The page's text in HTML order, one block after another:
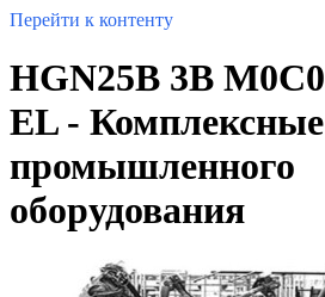
Перейти к контенту
HGN25B 3B
EL -
промышленного
оборудования